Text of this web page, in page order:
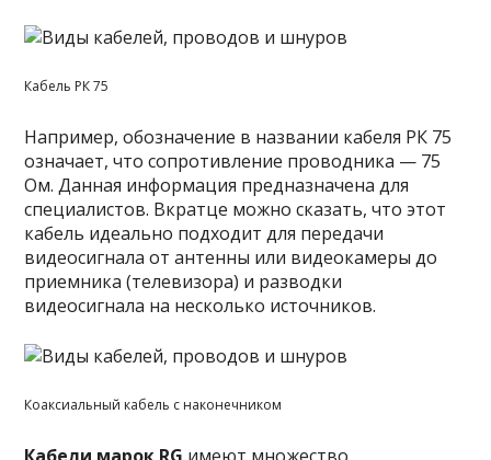
Кабель РК 75
Например, обозначение в названии кабеля РК 75
означает, что сопротивление проводника — 75
Ом. Данная информация предназначена для
специалистов. Вкратце можно сказать, что этот
кабель идеально подходит для передачи
видеосигнала от антенны или видеокамеры до
приемника (телевизора) и разводки
видеосигнала на несколько источников.
Коаксиальный кабель с наконечником